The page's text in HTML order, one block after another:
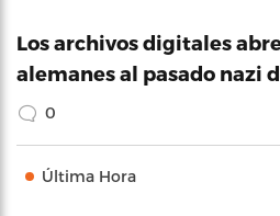
Los archivos digitales
alemanes al pasado nazi
0
Última Hora